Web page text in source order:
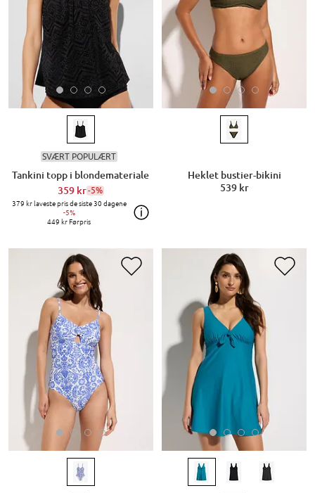
SVÆRT POPULÆRT
Tankini topp i blondemateriale
359 kr-5%
379 krlaveste pris de siste 30 dagene
-5%
449 krFørpris
Heklet bustier-bikini
539 kr